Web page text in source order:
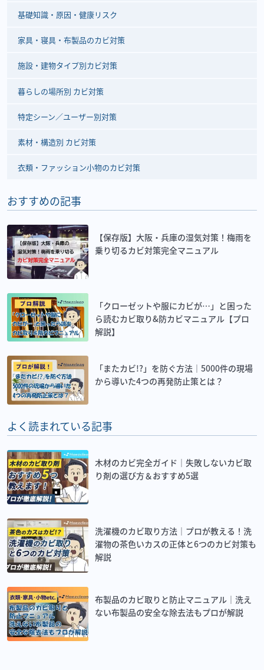
基礎知識・原因・健康リスク
家具・寝具・布製品のカビ対策
施設・建物タイプ別カビ対策
暮らしの場所別 カビ対策
特定シーン／ユーザー別対策
素材・構造別 カビ対策
衣類・ファッション小物のカビ対策
おすすめの記事
【保存版】大阪・兵庫の湿気対策！梅雨を
乗り切るカビ対策完全マニュアル
「クローゼットや服にカビが…」と困った
ら読むカビ取り&防カビマニュアル【プロ
解説】
「またカビ!?」を防ぐ方法｜5000件の現場
から導いた4つの再発防止策とは？
よく読まれている記事
木材のカビ完全ガイド｜失敗しないカビ取
り剤の選び方＆おすすめ5選
洗濯機のカビ取り方法｜プロが教える！洗
濯物の茶色いカスの正体と6つのカビ対策も
解説
布製品のカビ取りと防止マニュアル｜洗え
ない布製品の安全な除去法もプロが解説